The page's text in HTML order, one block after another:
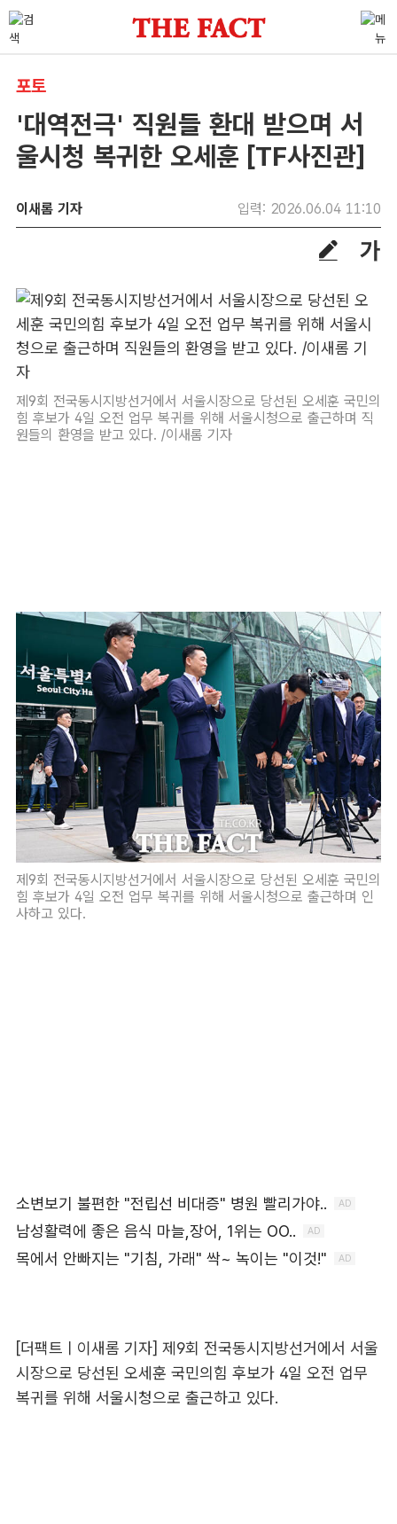
포토
'대역전극' 직원들 환대 받으며 서
울시청 복귀한 오세훈 [TF사진관]
이새롬 기자 입력: 2026.06.04 11:10
제9회 전국동시지방선거에서 서울시장으로 당선된 오세훈 국민의
힘 후보가 4일 오전 업무 복귀를 위해 서울시청으로 출근하며 직
원들의 환영을 받고 있다. /이새롬 기자
제9회 전국동시지방선거에서 서울시장으로 당선된 오세훈 국민의
힘 후보가 4일 오전 업무 복귀를 위해 서울시청으로 출근하며 인
사하고 있다.
[더팩트ㅣ이새롬 기자] 제9회 전국동시지방선거에서 서울
시장으로 당선된 오세훈 국민의힘 후보가 4일 오전 업무
복귀를 위해 서울시청으로 출근하고 있다.